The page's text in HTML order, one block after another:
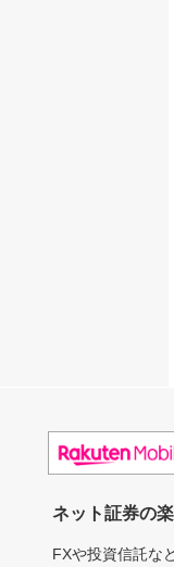
ネット証券の
FXや投資信託な